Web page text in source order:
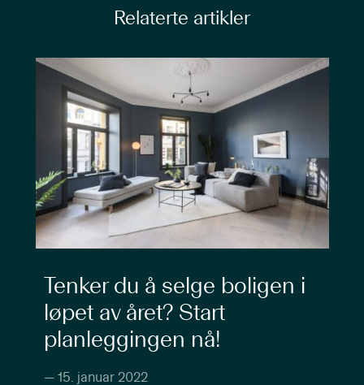
Relaterte artikler
Tenker du å selge boligen i
løpet av året? Start
planleggingen nå!
—15. januar 2022